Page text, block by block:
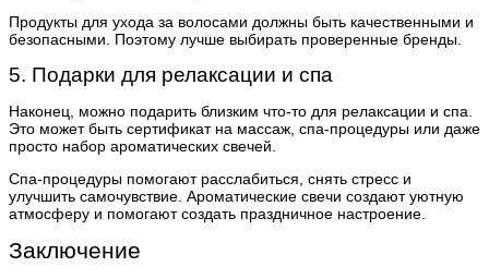
Продукты для ухода за волосами должны быть качественными и
безопасными. Поэтому лучше выбирать проверенные бренды.
5. Подарки для релаксации и спа
Наконец, можно подарить близким что-то для релаксации и спа.
Это может быть сертификат на массаж, спа-процедуры или даже
просто набор ароматических свечей.
Спа-процедуры помогают расслабиться, снять стресс и
улучшить самочувствие. Ароматические свечи создают уютную
атмосферу и помогают создать праздничное настроение.
Заключение